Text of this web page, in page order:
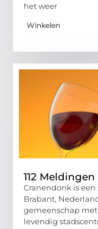
het weer
Winkelen
112
Cranendonk is
Brabant,
gemeenschap
levendig